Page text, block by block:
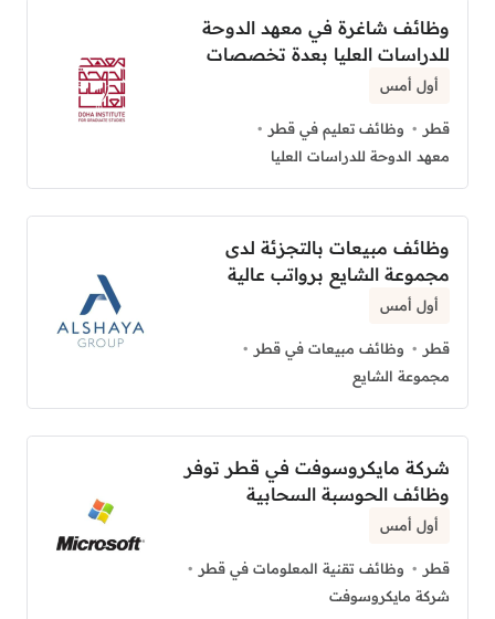
وظائف شاغرة في معهد الدوحة
للدراسات العليا بعدة تخصصات
أول أمس
قطر
وظائف تعليم في قطر
معهد الدوحة للدراسات العليا
وظائف مبيعات بالتجزئة لدى
مجموعة الشايع برواتب عالية
أول أمس
قطر
وظائف مبيعات في قطر
مجموعة الشايع
شركة مايكروسوفت في قطر توفر
وظائف الحوسبة السحابية
أول أمس
قطر
وظائف تقنية المعلومات في قطر
شركة مايكروسوفت